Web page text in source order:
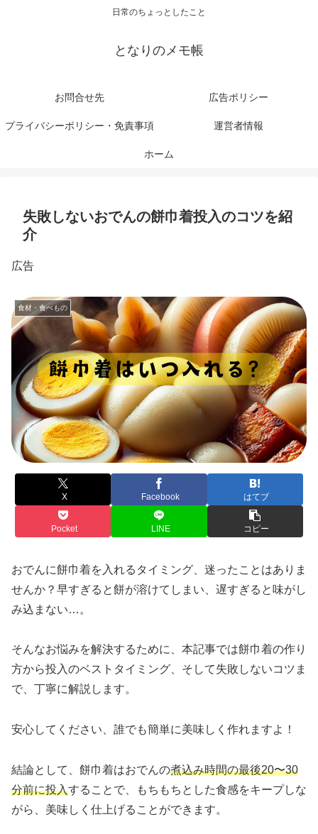
日常のちょっとしたこと
となりのメモ帳
お問合せ先 広告ポリシー
プライバシーポリシー・免責事項 運営者情報
ホーム
失敗しないおでんの餅巾着投入のコツを紹
介
広告
食材・食べもの
X Facebook はてブ
Pocket LINE コピー
おでんに餅巾着を入れるタイミング、迷ったことはありま
せんか？早すぎると餅が溶けてしまい、遅すぎると味がし
み込まない…。
そんなお悩みを解決するために、本記事では餅巾着の作り
方から投入のベストタイミング、そして失敗しないコツま
で、丁寧に解説します。
安心してください、誰でも簡単に美味しく作れますよ！
結論として、餅巾着はおでんの煮込み時間の最後20〜30
分前に投入することで、もちもちとした食感をキープしな
がら、美味しく仕上げることができます。